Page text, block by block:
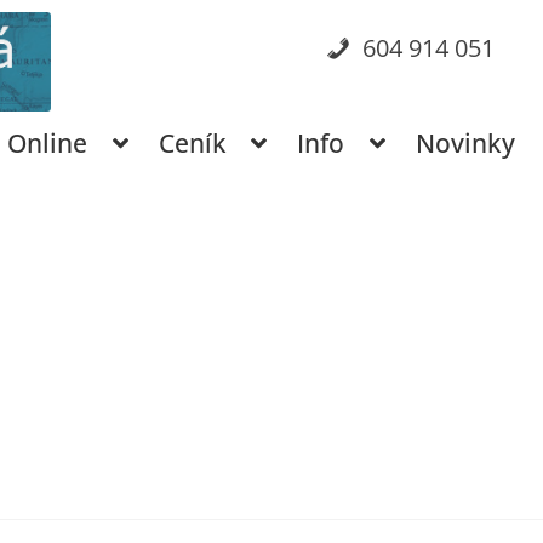
604 914 051
Online Ceník Info Novinky